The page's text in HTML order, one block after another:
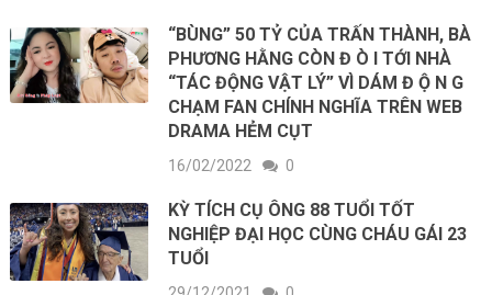
“BÙNG” 50 TỶ CỦA TRẤN THÀNH, BÀ
PHƯƠNG HẰNG CÒN Đ Ò I TỚI NHÀ
“TÁC ĐỘNG VẬT LÝ” VÌ DÁM Đ Ộ N G
CHẠM FAN CHÍNH NGHĨA TRÊN WEB
DRAMA HẺM CỤT
16/02/2022 0
KỲ TÍCH CỤ ÔNG 88 TUỔI TỐT
NGHIỆP ĐẠI HỌC CÙNG CHÁU GÁI 23
TUỔI